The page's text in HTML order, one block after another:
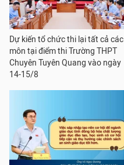
Dự kiến tổ chức thi lại tất cả các
môn tại điểm thi Trường THPT
Chuyên Tuyên Quang vào ngày
14-15/8